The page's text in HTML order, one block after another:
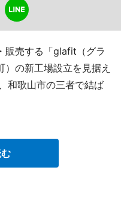
販売する「glafit（グラ
の新工場設立を見据え
和歌山市の三者で結ば